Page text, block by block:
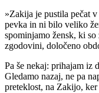
»Zakija je pustila pečat
pevka in ni bilo veliko
spominjamo žensk, ki
zgodovini, določeno
Pa še nekaj: prihajam iz
Gledamo nazaj, ne pa
preteklost, na Zakijo,